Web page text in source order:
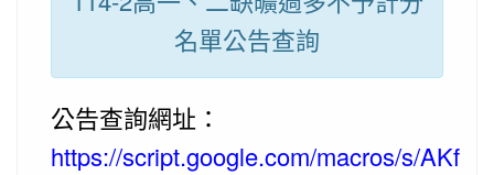
名單公告查詢
公告查詢網址：
https://script.google.com/macros/s/AKf